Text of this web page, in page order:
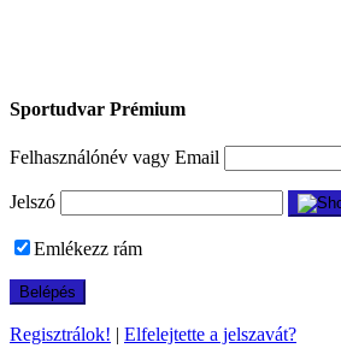
Sportudvar Prémium
Felhasználónév vagy Email
Jelszó
Emlékezz rám
Regisztrálok!
Elfelejtette a jelszavát?